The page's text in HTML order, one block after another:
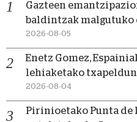
Gazteen
baldintzak malgutuko
2026-08-05
Enetz Gomez,
lehiaketako
2026-08-04
Pirinioetako Punta de